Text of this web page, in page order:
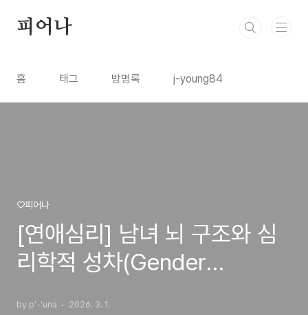
피어나
홈 태그 방명록 j-young84
♡피어나
[연애심리] 남녀 뇌 구조와 심
리학적 성차(Gender
by p'-'una 2026. 3. 1.